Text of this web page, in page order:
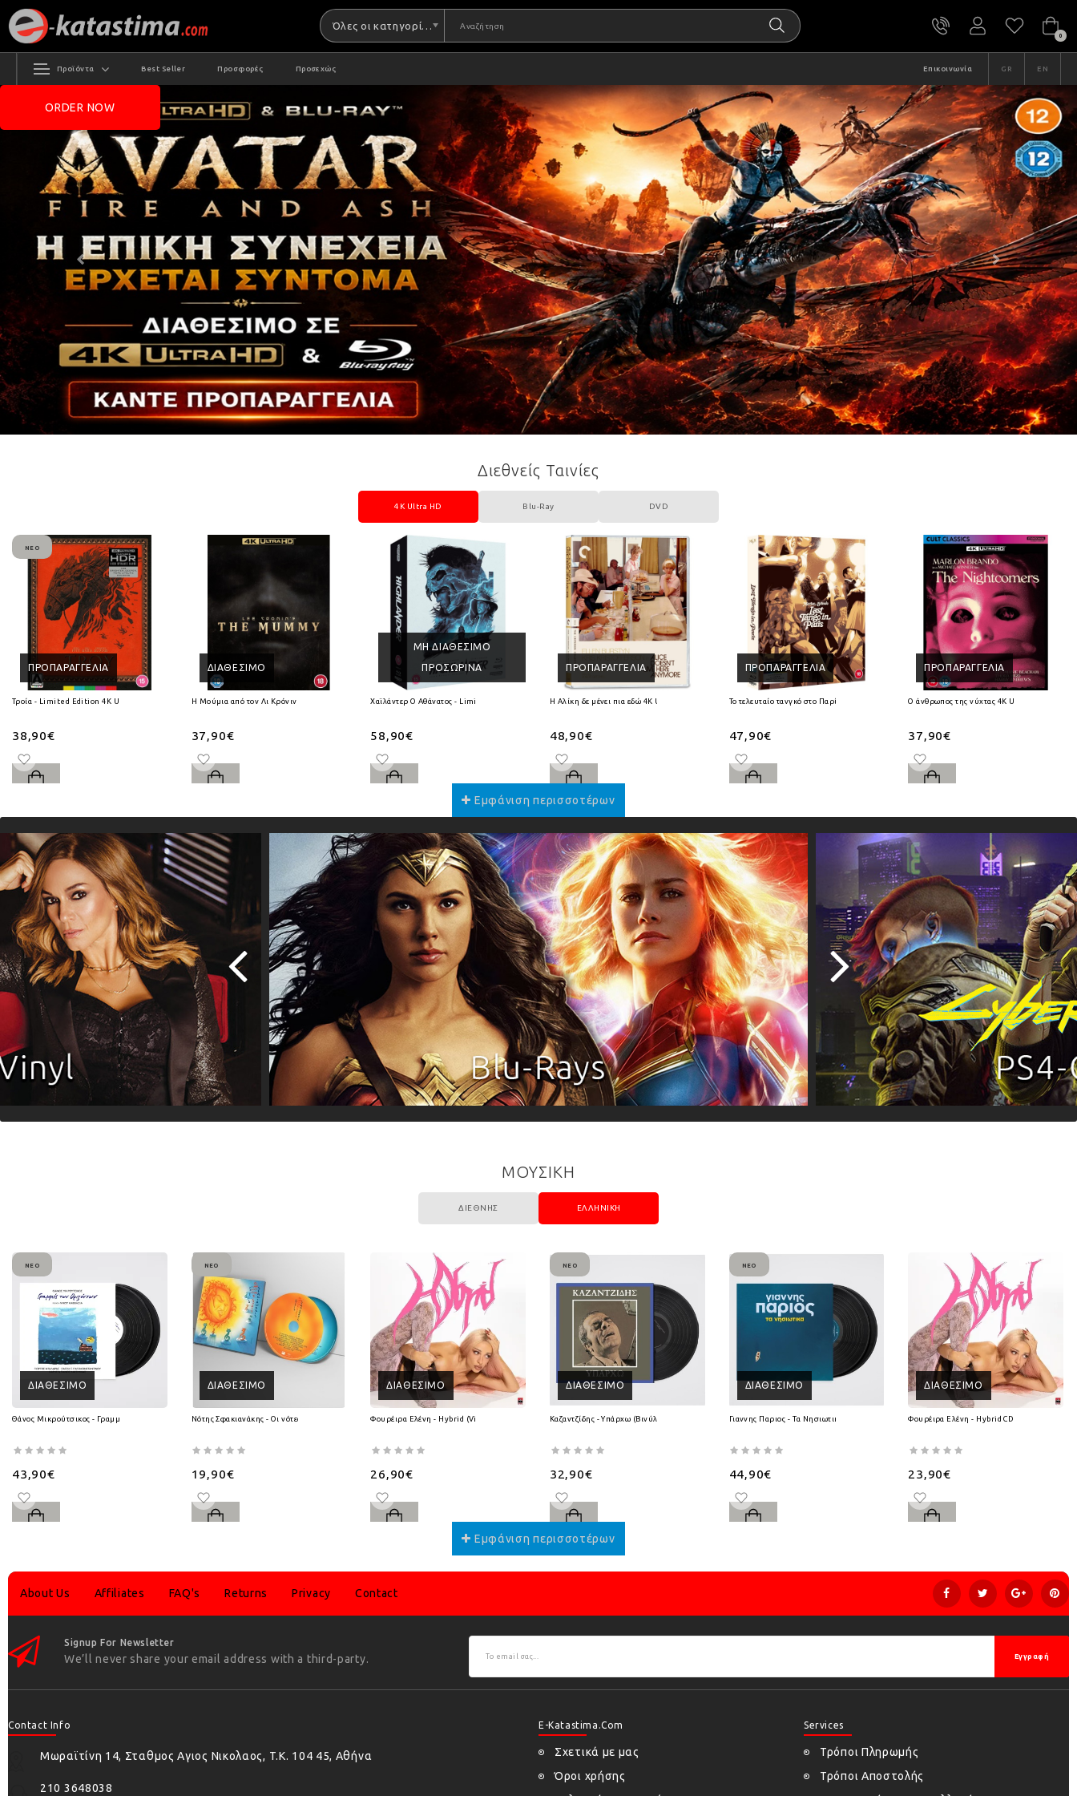
Όλες οι κατηγορίες
0
Προϊόντα Best Seller Προσφορές Προσεχώς Επικοινωνία GR EN
ORDER NOW
Διεθνείς Ταινίες
4K Ultra HD Blu-Ray DVD
ΠΡΟΠΑΡΑΓΓΕΛΊΑ
ΝΈΟ
Τροία - Limited Edition 4K Ultra HD
38,90€
ΔΙΑΘΈΣΙΜΟ
Η Μούμια από τον Λι Κρόνιν (2026) 4K Ultra HD
37,90€
ΜΗ ΔΙΑΘΈΣΙΜΟ
ΠΡΟΣΩΡΙΝΆ
Χαϊλάντερ Ο Αθάνατος - Limited Collectors Edition 4K Ultra HD + Blu-Ray
58,90€
ΠΡΟΠΑΡΑΓΓΕΛΊΑ
Η Αλίκη δε μένει πια εδώ 4K Ultra HD + Blu-Ray
48,90€
ΠΡΟΠΑΡΑΓΓΕΛΊΑ
Το τελευταίο τανγκό στο Παρίσι 4K Ultra HD + Blu-Ray
47,90€
ΠΡΟΠΑΡΑΓΓΕΛΊΑ
Ο άνθρωπος της νύχτας 4K Ultra HD
37,90€
ΜΟΥΣΙΚΗ
ΔΙΕΘΝΉΣ ΕΛΛΗΝΙΚΉ
ΔΙΑΘΈΣΙΜΟ
ΝΈΟ
Θάνος Μικρούτσικος - Γραμμές των Οριζόντων (2Lp Vinyl)
43,90€
ΔΙΑΘΈΣΙΜΟ
ΝΈΟ
Νότης Σφακιανάκης - Οι νότες είναι 7 ψυχές (2CD)
19,90€
ΔΙΑΘΈΣΙΜΟ
Φουρέιρα Ελένη - Hybrid (Vinyl LP)
26,90€
ΔΙΑΘΈΣΙΜΟ
ΝΈΟ
Καζαντζίδης - Υπάρχω (Βινύλιο Lp)
32,90€
ΔΙΑΘΈΣΙΜΟ
ΝΈΟ
Γιαννης Παριος - Τα Νησιωτικα (2Lp) (Βινύλιο)
44,90€
ΔΙΑΘΈΣΙΜΟ
Φουρέιρα Ελένη - Hybrid CD
23,90€
About Us Affiliates FAQ's Returns Privacy Contact
Signup For Newsletter
We’ll never share your email address with a third-party. Εγγραφή
Contact Info
Μωραϊτίνη 14, Σταθμος Αγιος Νικολαος, T.K. 104 45, Αθήνα
210 3648038
E-Katastima.com
Σχετικά με μας
Όροι χρήσης
Services
Τρόποι Πληρωμής
Τρόποι Αποστολής